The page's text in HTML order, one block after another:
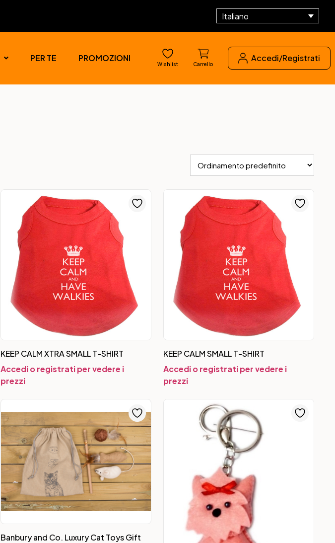
Italiano
PER TE PROMOZIONI
Wishlist Carrello
Accedi/Registrati
KEEP CALM XTRA SMALL T-SHIRT
Accedi o registrati per vedere i
prezzi
KEEP CALM SMALL T-SHIRT
Accedi o registrati per vedere i
prezzi
Banbury and Co. Luxury Cat Toys Gift